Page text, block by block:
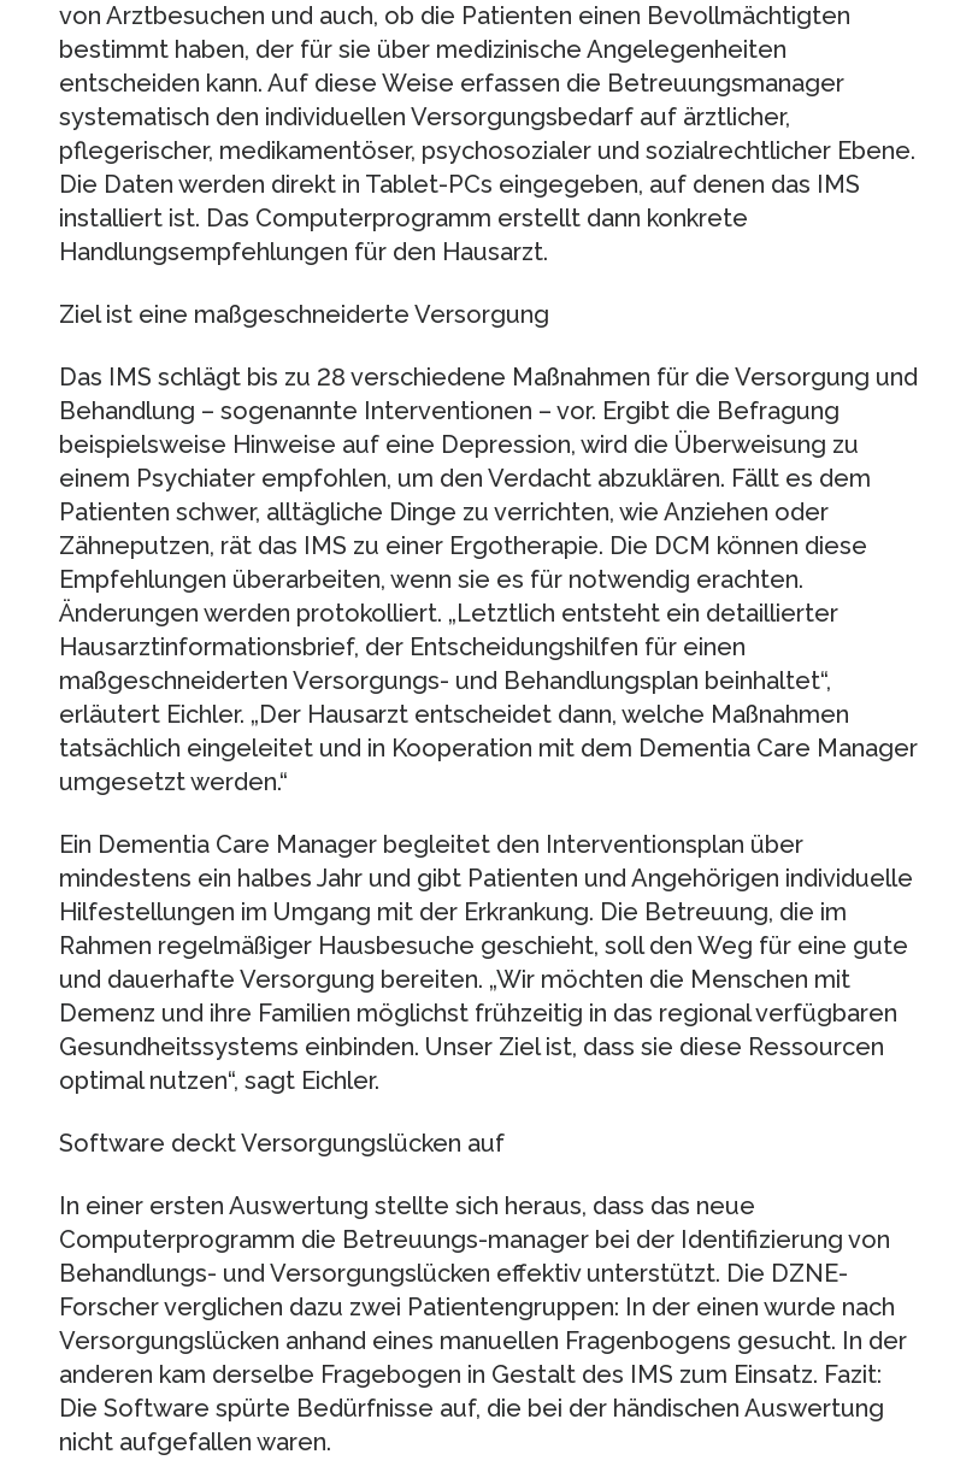
von Arztbesuchen und auch, ob die Patienten einen Bevollmächtigten
bestimmt haben, der für sie über medizinische Angelegenheiten
entscheiden kann. Auf diese Weise erfassen die Betreuungsmanager
systematisch den individuellen Versorgungsbedarf auf ärztlicher,
pflegerischer, medikamentöser, psychosozialer und sozialrechtlicher Ebene.
Die Daten werden direkt in Tablet-PCs eingegeben, auf denen das IMS
installiert ist. Das Computerprogramm erstellt dann konkrete
Handlungsempfehlungen für den Hausarzt.
Ziel ist eine maßgeschneiderte Versorgung
Das IMS schlägt bis zu 28 verschiedene Maßnahmen für die Versorgung und
Behandlung – sogenannte Interventionen – vor. Ergibt die Befragung
beispielsweise Hinweise auf eine Depression, wird die Überweisung zu
einem Psychiater empfohlen, um den Verdacht abzuklären. Fällt es dem
Patienten schwer, alltägliche Dinge zu verrichten, wie Anziehen oder
Zähneputzen, rät das IMS zu einer Ergotherapie. Die DCM können diese
Empfehlungen überarbeiten, wenn sie es für notwendig erachten.
Änderungen werden protokolliert. „Letztlich entsteht ein detaillierter
Hausarztinformationsbrief, der Entscheidungshilfen für einen
maßgeschneiderten Versorgungs- und Behandlungsplan beinhaltet“,
erläutert Eichler. „Der Hausarzt entscheidet dann, welche Maßnahmen
tatsächlich eingeleitet und in Kooperation mit dem Dementia Care Manager
umgesetzt werden.“
Ein Dementia Care Manager begleitet den Interventionsplan über
mindestens ein halbes Jahr und gibt Patienten und Angehörigen individuelle
Hilfestellungen im Umgang mit der Erkrankung. Die Betreuung, die im
Rahmen regelmäßiger Hausbesuche geschieht, soll den Weg für eine gute
und dauerhafte Versorgung bereiten. „Wir möchten die Menschen mit
Demenz und ihre Familien möglichst frühzeitig in das regional verfügbaren
Gesundheitssystems einbinden. Unser Ziel ist, dass sie diese Ressourcen
optimal nutzen“, sagt Eichler.
Software deckt Versorgungslücken auf
In einer ersten Auswertung stellte sich heraus, dass das neue
Computerprogramm die Betreuungs-manager bei der Identifizierung von
Behandlungs- und Versorgungslücken effektiv unterstützt. Die DZNE-
Forscher verglichen dazu zwei Patientengruppen: In der einen wurde nach
Versorgungslücken anhand eines manuellen Fragenbogens gesucht. In der
anderen kam derselbe Fragebogen in Gestalt des IMS zum Einsatz. Fazit:
Die Software spürte Bedürfnisse auf, die bei der händischen Auswertung
nicht aufgefallen waren.